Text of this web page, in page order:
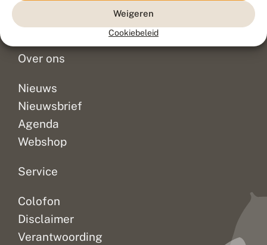
Weigeren
Cookiebeleid
Doneer
Over ons
Nieuws
Nieuwsbrief
Agenda
Webshop
Service
Colofon
Disclaimer
Verantwoording